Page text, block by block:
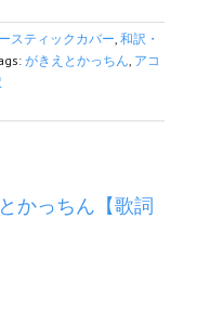
スティックカバー 和訳・
がきえとかっちん アコ
かっちん【歌詞